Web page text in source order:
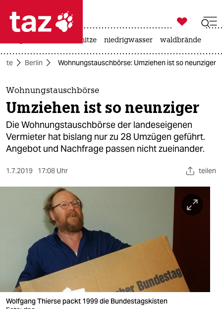
 taz zahl ich
taz zahl ich
themen
politik
öko
gesellschaft
wahrheit
verlag

taz zahl ich
hitze niedrigwasser waldbrände
Berlin Wohnungstauschbörse: Umziehen ist so neunziger
Wohnungstauschbörse
Umziehen ist so neunziger
Die Wohnungstauschbörse der landeseigenen
Vermieter hat bislang nur zu 28 Umzügen geführt.
Angebot und Nachfrage passen nicht zueinander.
1.7.2019 17:08 Uhr teilen
Wolfgang Thierse packt 1999 die Bundestagskisten